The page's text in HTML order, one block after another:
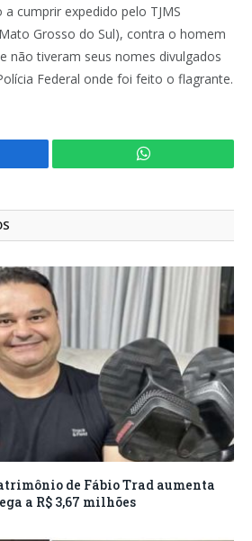
cumprir expedido pelo TJMS
Grosso do Sul), contra o homem
não tiveram seus nomes divulgados
Federal onde foi feito o flagrante.
WhatsApp
de Fábio Trad aumenta
a R$ 3,67 milhões